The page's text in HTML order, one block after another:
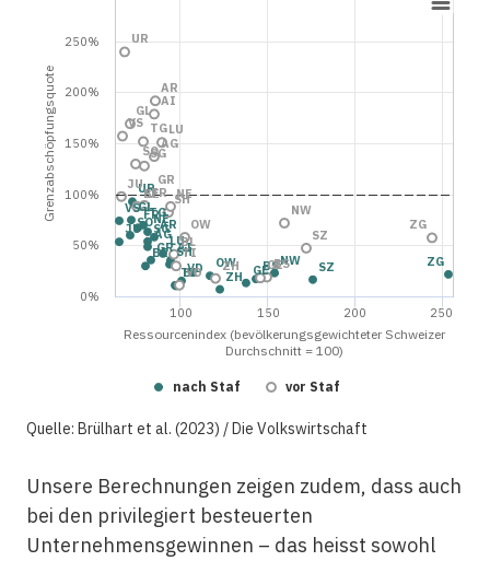
Ressourcenindex (bevölkerungsgewichteter Schweizer
Durchschnitt = 100)
Grenzabschöpfungsquote
ZH
BE
LU
UR
SZ
OW NW
GL
ZG
FR
SO
BS
BL
SH
AR
AI
SG
GR
AG
TG
TIVD
VS
NE
GE
JU
ZH
BE
LU
UR
SZ
OW
NW
GL
ZG
FR
SO
BS
BL
SH
AR
AI
SG
GR
AG
TG
TI
VD
VS
NE
GE
JU
nach Staf vor Staf
100 150 200 250
0%
50%
100%
150%
200%
250%
Quelle: Brülhart et al. (2023) / Die Volkswirtschaft
Unsere Berechnungen zeigen zudem, dass auch
bei den privilegiert besteuerten
Unternehmensgewinnen – das heisst sowohl